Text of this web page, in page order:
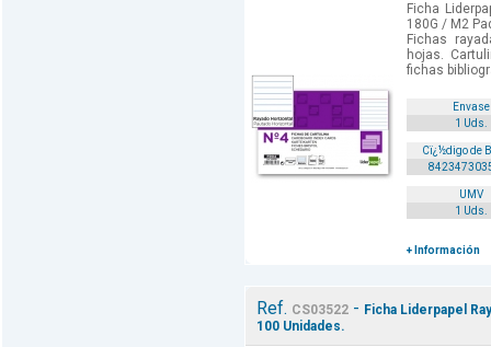
Ficha
180G / M2
Fichas
hojas.
fichas
Envase
1 Uds.
Cï¿½digo de
UMV
1 Uds.
+ Información
Ref. CS03522- Ficha Liderpapel
100 Unidades.